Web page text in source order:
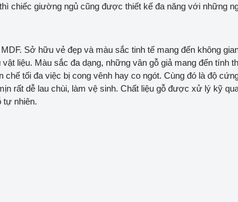
chiếc giường ngủ cũng được thiết kế đa năng với những
MDF. Sở hữu vẻ đẹp và màu sắc tinh tế mang đến không
liệu. Màu sắc đa dạng, những vân gỗ giả mang đến
tối đa việc bị cong vênh hay co ngót. Cùng đó là độ
rất dễ lau chùi, làm vệ sinh. Chất liệu gỗ được xử lý kỹ
tự nhiên.